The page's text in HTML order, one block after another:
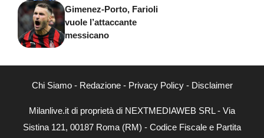
Gimenez-Porto, Farioli
vuole l’attaccante
messicano
Chi Siamo- Redazione- Privacy Policy- Disclaimer
Milanlive.it di proprietà di NEXTMEDIAWEB SRL - Via
Sistina 121, 00187 Roma (RM) - Codice Fiscale e Partita